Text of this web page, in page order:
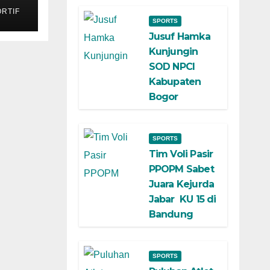
SPORTS
Jusuf Hamka
Kunjungin
SOD NPCI
Kabupaten
Bogor
SPORTS
Tim Voli Pasir
PPOPM Sabet
Juara Kejurda
Jabar KU 15 di
Bandung
SPORTS